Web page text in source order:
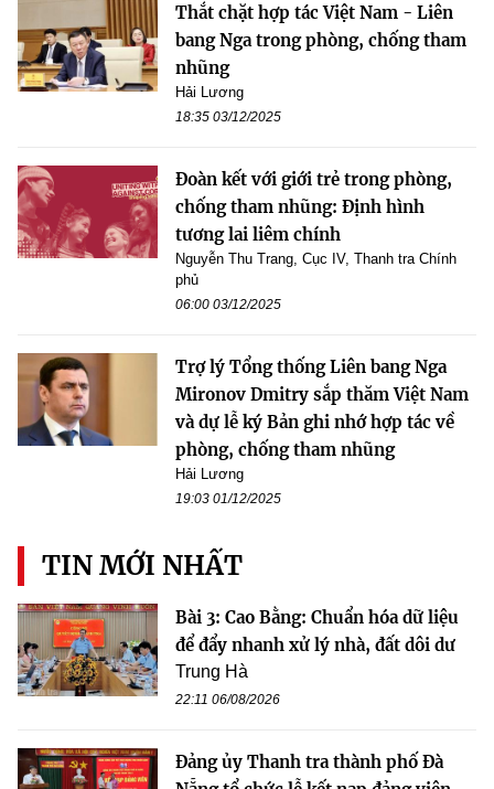
Thắt chặt hợp tác Việt Nam - Liên
bang Nga trong phòng, chống tham
nhũng
Hải Lương
18:35 03/12/2025
Đoàn kết với giới trẻ trong phòng,
chống tham nhũng: Định hình
tương lai liêm chính
Nguyễn Thu Trang, Cục IV, Thanh tra Chính
phủ
06:00 03/12/2025
Trợ lý Tổng thống Liên bang Nga
Mironov Dmitry sắp thăm Việt Nam
và dự lễ ký Bản ghi nhớ hợp tác về
phòng, chống tham nhũng
Hải Lương
19:03 01/12/2025
TIN MỚI NHẤT
Bài 3: Cao Bằng: Chuẩn hóa dữ liệu
để đẩy nhanh xử lý nhà, đất dôi dư
Trung Hà
22:11 06/08/2026
Đảng ủy Thanh tra thành phố Đà